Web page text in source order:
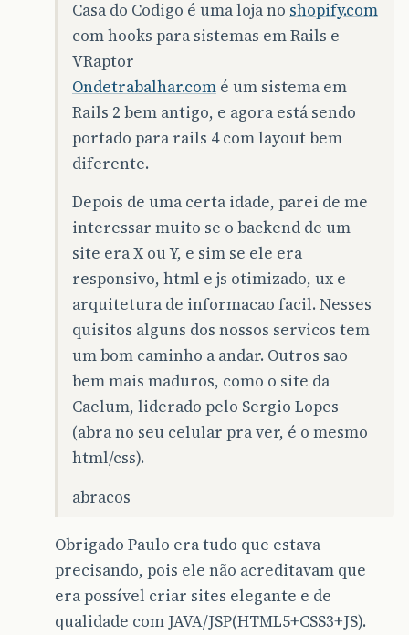
Casa do Codigo é uma loja no shopify.com
com hooks para sistemas em Rails e
VRaptor
Ondetrabalhar.com é um sistema em
Rails 2 bem antigo, e agora está sendo
portado para rails 4 com layout bem
diferente.
Depois de uma certa idade, parei de me
interessar muito se o backend de um
site era X ou Y, e sim se ele era
responsivo, html e js otimizado, ux e
arquitetura de informacao facil. Nesses
quisitos alguns dos nossos servicos tem
um bom caminho a andar. Outros sao
bem mais maduros, como o site da
Caelum, liderado pelo Sergio Lopes
(abra no seu celular pra ver, é o mesmo
html/css).
abracos
Obrigado Paulo era tudo que estava
precisando, pois ele não acreditavam que
era possível criar sites elegante e de
qualidade com JAVA/JSP(HTML5+CSS3+JS).